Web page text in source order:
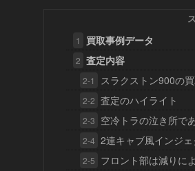
1 買取事例データ
2 査定内容
2-1 スラクストン900の
2-2 査定のハイライト
2-3 空冷トラの泣き所で
2-4 2連キャブ風インジ
2-5 フロント部は減りに